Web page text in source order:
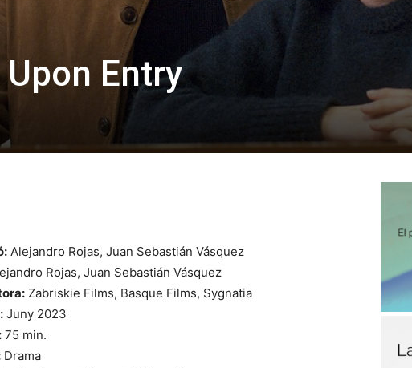
Upon Entry
Alejandro Rojas, Juan Sebastián Vásquez
Rojas, Juan Sebastián Vásquez
Zabriskie Films, Basque Films, Sygnatia
Juny 2023
75 min.
Drama